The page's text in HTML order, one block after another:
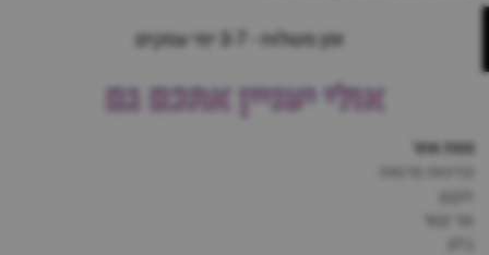
זמן משלוח - 3-7 ימי עסקים
אולי יעניין אתכם גם
מפת אתר
צור קשר